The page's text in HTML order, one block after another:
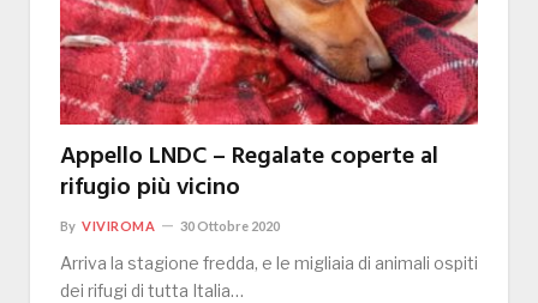
Appello LNDC – Regalate coperte al
rifugio più vicino
By VIVIROMA 30 Ottobre 2020
Arriva la stagione fredda, e le migliaia di animali ospiti
dei rifugi di tutta Italia…